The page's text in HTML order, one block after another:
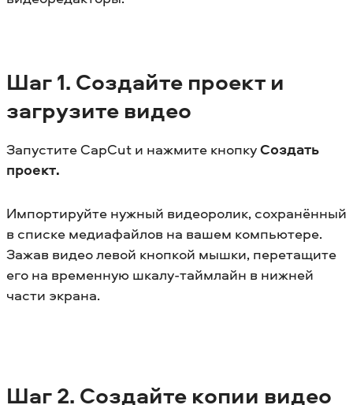
Шаг 1. Создайте проект и
загрузите видео
Запустите CapCut и нажмите кнопкуСоздать
проект.
Импортируйте нужный видеоролик, сохранённый
в списке медиафайлов на вашем компьютере.
Зажав видео левой кнопкой мышки, перетащите
его на временную шкалу-таймлайн в нижней
части экрана.
Шаг 2. Создайте копии видео